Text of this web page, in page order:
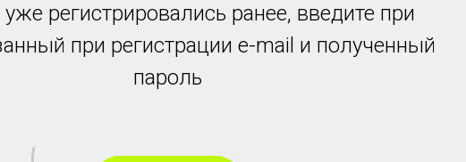
регистрировались ранее, введите при
при регистрации e-mail и полученный
пароль